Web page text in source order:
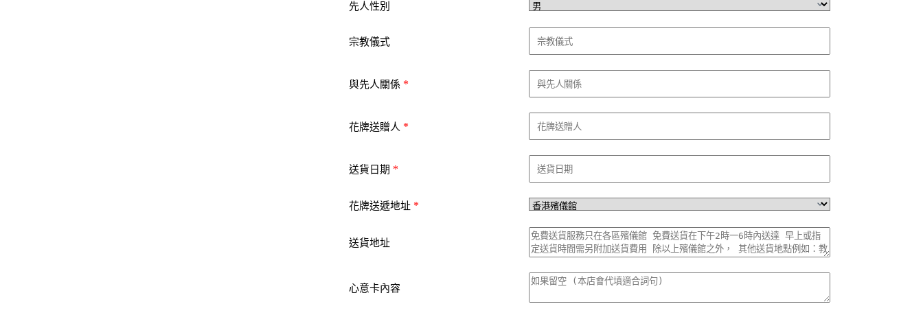
先人性別
宗教儀式
與先人關係 *
花牌送贈人 *
送貨日期 *
花牌送遞地址 *
送貨地址
心意卡內容